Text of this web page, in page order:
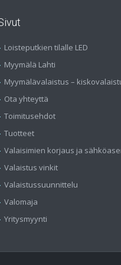
Loisteputkien tilalle LED
Myymälä Lahti
Myymälävalaistus –
Ota yhteyttä
Toimitusehdot
Tuotteet
Valaisimien korjaus ja
Valaistus vinkit
Valaistussuunnittelu
Valomaja
Yritysmyynti